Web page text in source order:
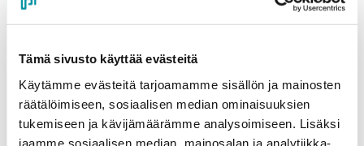
Tämä sivusto käyttää evästeitä
Käytämme evästeitä tarjoamamme sisällön ja mainosten
räätälöimiseen, sosiaalisen median ominaisuuksien
tukemiseen ja kävijämäärämme analysoimiseen. Lisäksi
jaamme sosiaalisen median, mainosalan ja analytiikka-
Täytä oheinen lomake ja pyydä rohkeasti tarjous.
Olemme sinuun yhteydessä mahdollisimman pian!
Yritys *